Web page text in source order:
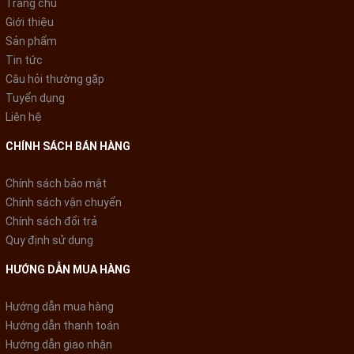
Làm lạnh 5 chiều giúp tủ cấp
Nhờ việc bổ sung dàn đồng dưới đáy tủ, giúp tốc độ cấp đông
siêu nhanh để thực phẩm luôn giữ được hương vị tươi ngon,
Trang chủ
Giới thiệu
Sản phẩm
Tin tức
Câu hỏi thường gặp
Tuyển dụng
Liên hệ
CHÍNH SÁCH BÁN HÀNG
Chính sách bảo mật
Chính sách vận chuyển
Chính sách đổi trả
Quy định sử dụng
HƯỚNG DẪN MUA HÀNG
Hướng dẫn mua hàng
Hướng dẫn thanh toán
Hướng dẫn giao nhận